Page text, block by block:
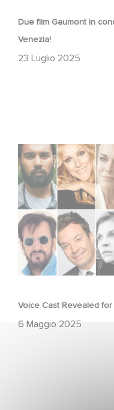
Due film Gaumont in
Venezia!
23 Luglio 2025
Voice Cast Revealed
6 Maggio 2025
Voice Cast Revealed